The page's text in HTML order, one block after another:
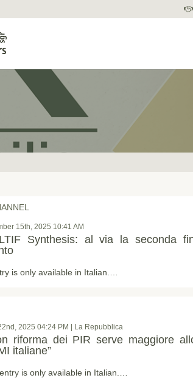
15th, 2025 10:41 AM
Synthesis: al via la seconda
is only available in Italian.…
2025 04:24 PM | La Repubblica
riforma dei PIR serve maggiore
italiane”
is only available in Italian.…